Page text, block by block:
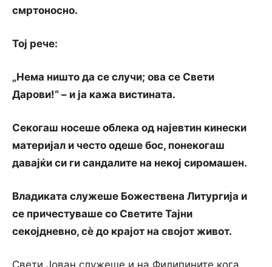
смртоносно.
Тој рече:
„Нема ништо да се случи; ова се Свети
Дарови!“ – и ја кажа вистината.
Секогаш носеше облека од најевтин кинески
материјал и често одеше бос, понекогаш
давајќи си ги сандалите на некој сиромашен.
Владиката служеше Божествена Литургија и
се причестуваше со Светите Тајни
секојдневно, сè до крајот на својот живот.